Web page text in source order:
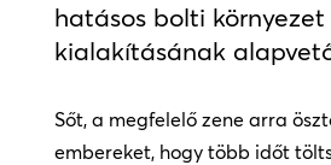
hatásos bolti környezet
kialakításának
Sőt, a megfelelő zene arra
embereket, hogy több időt